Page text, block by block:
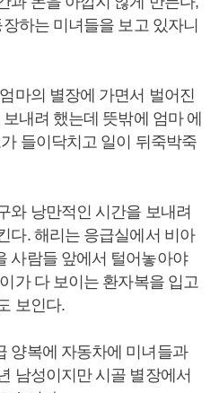
하는 미녀들을 보고 있자니
마의 별장에 가면서 벌어진
내려 했는데 뜻밖에 엄마 에
들이닥치고 일이 뒤죽박죽
와 낭만적인 시간을 보내려
다. 해리는 응급실에서 비아
사람들 앞에서 털어놓아야
가 다 보이는 환자복을 입고
보인다.
양복에 자동차에 미녀들과
남성이지만 시골 별장에서